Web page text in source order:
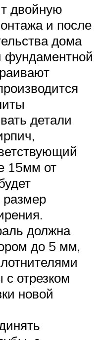
двойную
и после
дома
фундаментной
детали
15мм от
размер
должна
до 5 мм,
отрезком
новой